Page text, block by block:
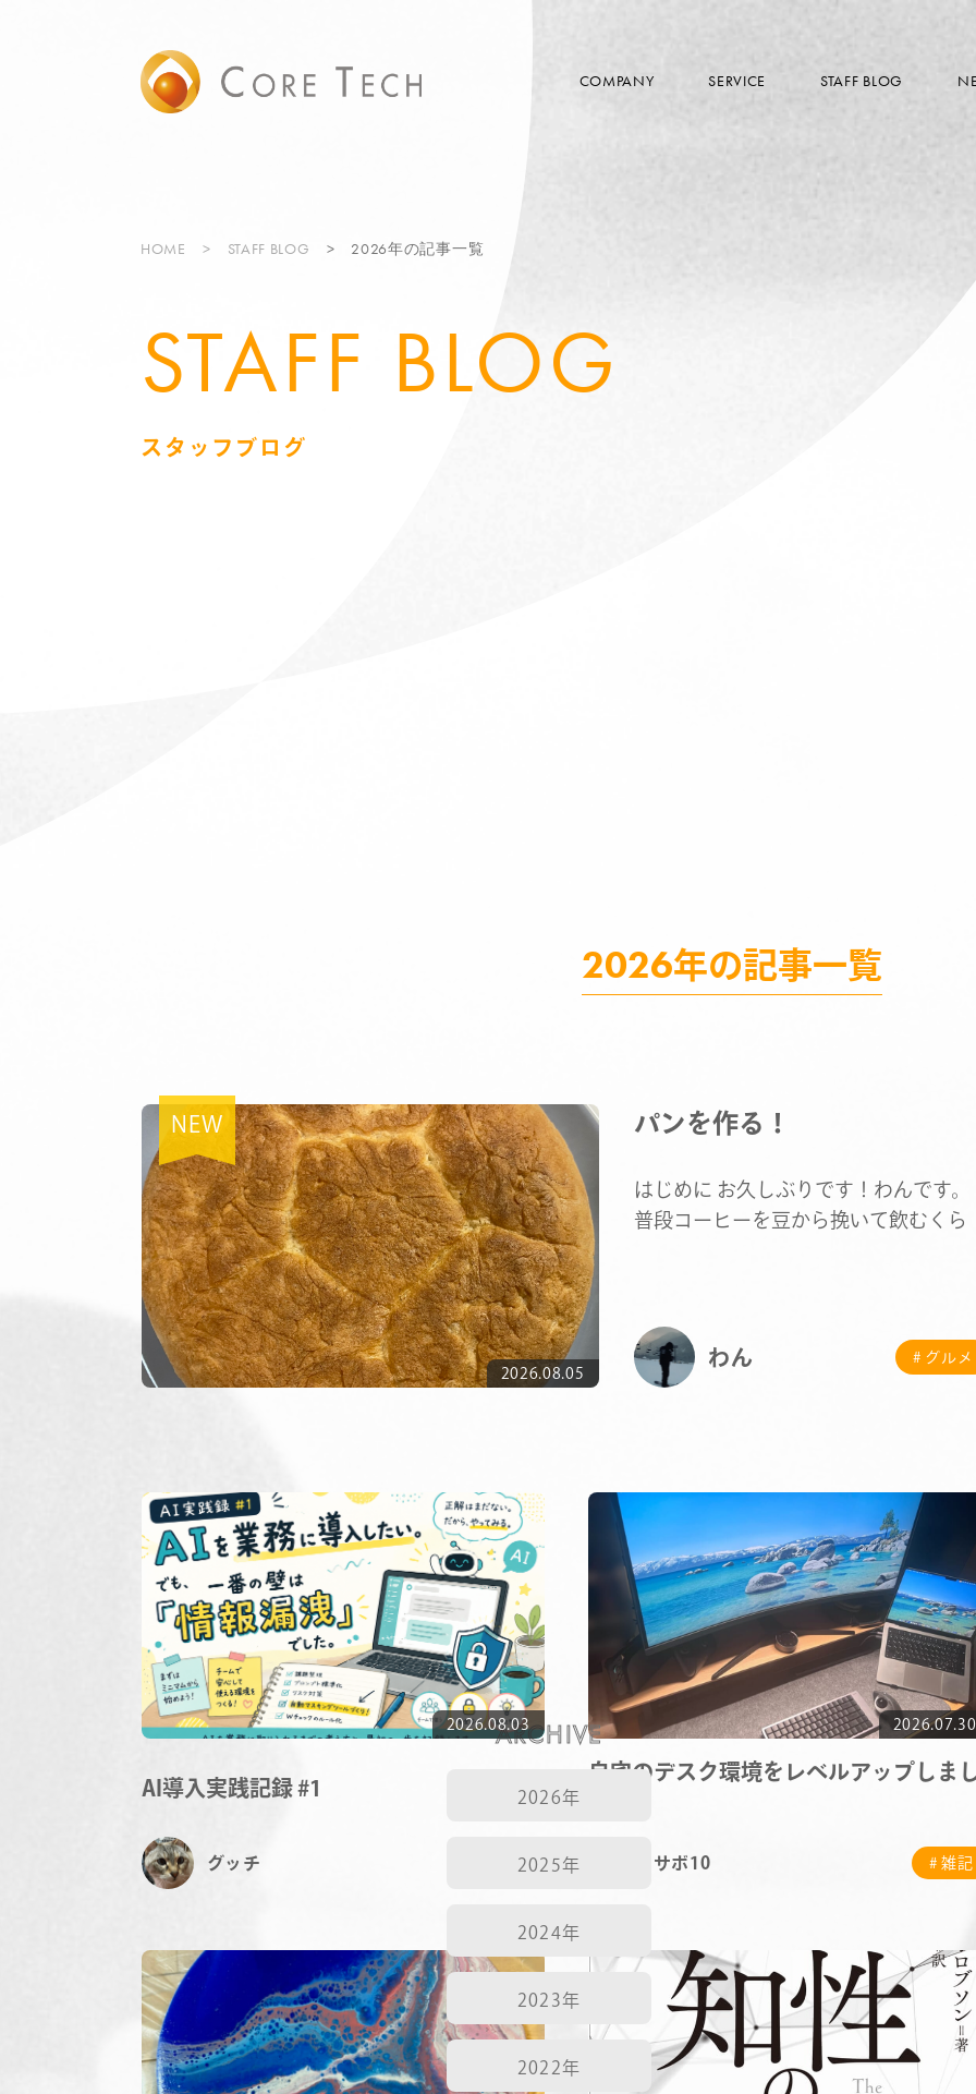
COMPANY SERVICE STAFF BLOG
COMPANY
SERVICE
NEWS
RECRUIT
HOME STAFF BLOG 2026年の記事一覧
STAFF BLOG
スタッフブログ
2026年の記事一覧
2026.08.05
パンを作る！
はじめに お久しぶりです！わんです。
普段コーヒーを豆から挽いて飲むくら
わん # グルメ
2026.08.03
AI導入実践記録 #1
グッチ # 雑記
2026.07.30
自宅のデスク環境をレベルアップしま
サボ10 # 雑記
ARCHIVE
2026年
2025年
2024年
2023年
2022年